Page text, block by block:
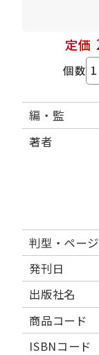
定価
個数
編・監
著者
判型・ペー
発刊日
出版社名
商品コード
ISBNコード